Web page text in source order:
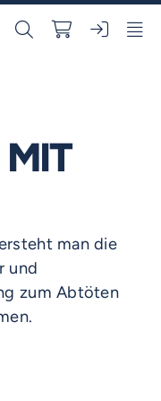
man die
und
zum Abtöten